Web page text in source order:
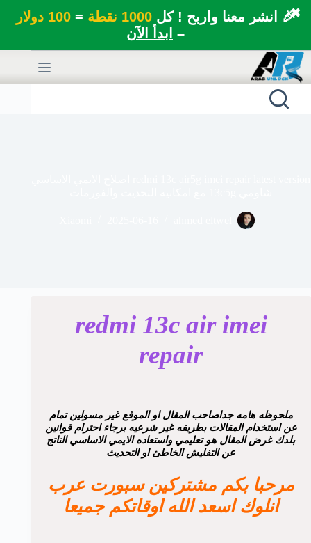
🎉 انشر معنا واربح ! كل1000 نقطة =100 دولار
– ابدأ الآن
✖
التجاوز
إلى
المحتوى
redmi 13c air imei
repair
ملحوظه هامه جداصاحب المقال او الموقع غير مسولين تمام
عن استخدام المقالات بطريقه غير شرعيه برجاء احترام قوانين
بلدك غرض المقال هو تعليمي واستعاده الايمي الاساسي الناتج
عن التفليش الخاطئ او التحديث
مرحبا بكم مشتركين سبورت عرب
انلوك اسعد الله اوقاتكم جميعا